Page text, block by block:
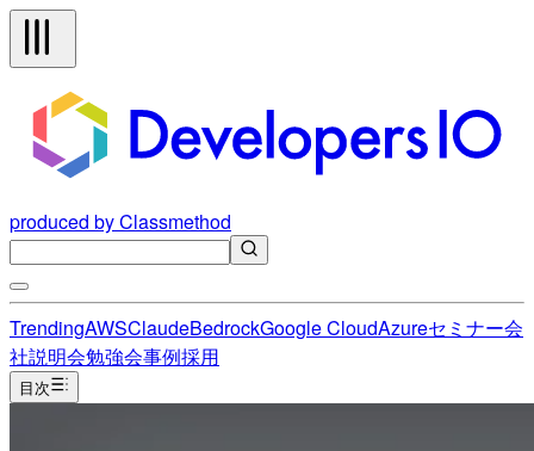
produced by Classmethod
TrendingAWSClaudeBedrockGoogle CloudAzureセミナー会
社説明会勉強会事例採用
目次